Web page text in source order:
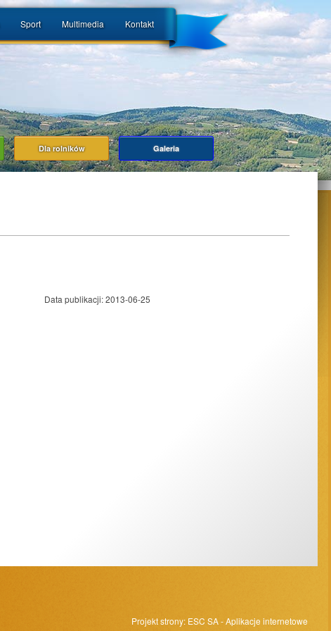
Sport Multimedia Kontakt
Dla rolników Galeria
Data publikacji:2013-06-25
Projekt strony: ESC SA-Aplikacje internetowe